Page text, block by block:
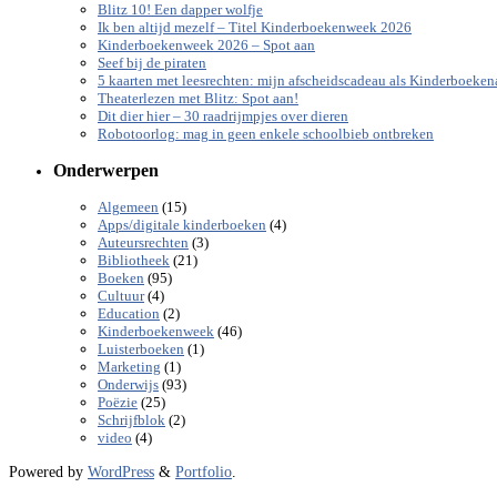
Blitz 10! Een dapper wolfje
Ik ben altijd mezelf – Titel Kinderboekenweek 2026
Kinderboekenweek 2026 – Spot aan
Seef bij de piraten
5 kaarten met leesrechten: mijn afscheidscadeau als
Theaterlezen met Blitz: Spot aan!
Dit dier hier – 30 raadrijmpjes over dieren
Robotoorlog: mag in geen enkele schoolbieb ontbreken
Onderwerpen
Algemeen (15)
Apps/digitale kinderboeken (4)
Auteursrechten (3)
Bibliotheek (21)
Boeken (95)
Cultuur(4)
Education (2)
Kinderboekenweek (46)
Luisterboeken (1)
Marketing (1)
Onderwijs (93)
Poëzie (25)
Schrijfblok (2)
video (4)
Powered by WordPress & Portfolio.